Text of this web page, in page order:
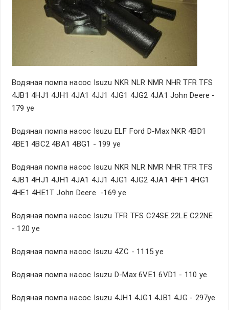
Водяная помпа насос Isuzu NKR NLR NMR NHR TFR TFS
4JB1 4HJ1 4JH1 4JA1 4JJ1 4JG1 4JG2 4JA1 John Deere -
179 уе
Водяная помпа насос Isuzu ELF Ford D-Max NKR 4BD1
4BE1 4BC2 4BA1 4BG1 - 199 уе
Водяная помпа насос Isuzu NKR NLR NMR NHR TFR TFS
4JB1 4HJ1 4JH1 4JA1 4JJ1 4JG1 4JG2 4JA1 4HF1 4HG1
4HE1 4HE1T John Deere -169 уе
Водяная помпа насос Isuzu TFR TFS C24SE 22LE C22NE
- 120 уе
Водяная помпа насос Isuzu 4ZC - 1115 уе
Водяная помпа насос Isuzu D-Max 6VE1 6VD1 - 110 уе
Водяная помпа насос Isuzu 4JH1 4JG1 4JB1 4JG - 297уе